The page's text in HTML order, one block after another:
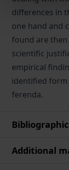
differences in
one hand and
found are
scientific
empirical
identified form
ferenda.
Additional